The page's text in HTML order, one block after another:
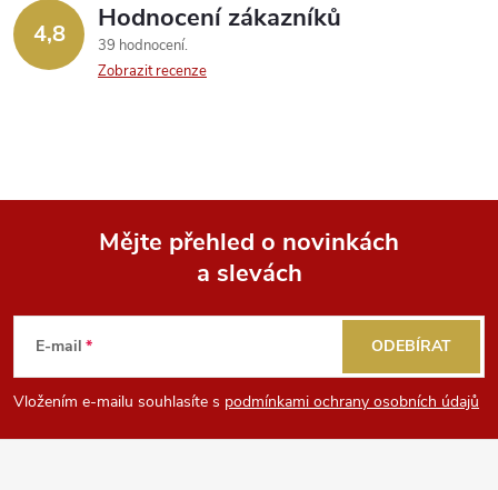
4,8 Hodnocení zákazníků
39 hodnocení
Zobrazit recenze
p
a
Mějte přehled o novinkách
a slevách
E-mail
Vložením e-mailu souhlasíte s podmínkami ochrany osobních údajů
ODEBÍRAT